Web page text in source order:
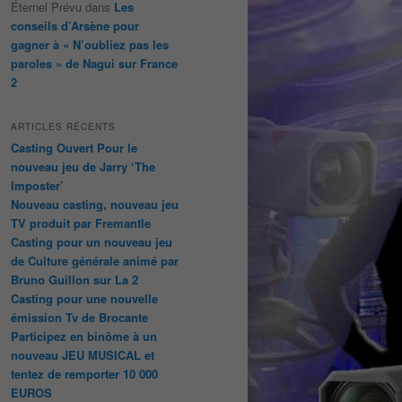
Éternel Prévu dans Les
conseils d’Arsène pour
gagner à « N’oubliez pas les
paroles » de Nagui sur France
2
ARTICLES RÉCENTS
Casting Ouvert Pour le
nouveau jeu de Jarry ‘The
Imposter’
Nouveau casting, nouveau jeu
TV produit par Fremantle
Casting pour un nouveau jeu
de Culture générale animé par
Bruno Guillon sur La 2
Casting pour une nouvelle
émission Tv de Brocante
Participez en binôme à un
nouveau JEU MUSICAL et
tentez de remporter 10 000
EUROS